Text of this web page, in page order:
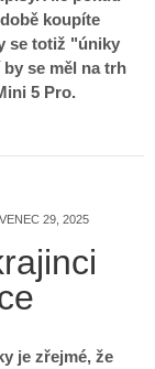
koupíte
se totiž "úniky
se měl na trh
5 Pro.
29, 2025
je zřejmé, že